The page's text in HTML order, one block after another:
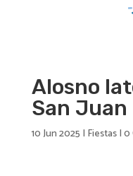
Alosno
San
10 Jun 2025 | Fiestas|0